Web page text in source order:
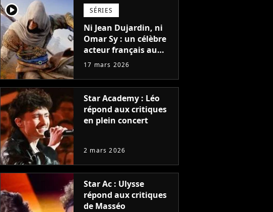
player2 SÉRIES
Ni Jean Dujardin, ni
Omar Sy : un célèbre
acteur français au
casting de la série
live-action sur Netflix
17 mars 2026
Star Academy : Léo
répond aux critiques
en plein concert
2 mars 2026
Star Ac : Ulysse
répond aux critiques
de Masséo